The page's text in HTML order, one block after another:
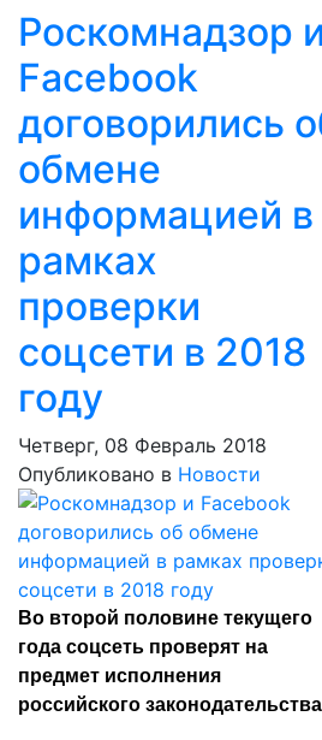
Роскомнадзор и
Facebook
договорились
обмене
информацией в
рамках
проверки
соцсети в 2018
году
Четверг, 08 Февраль 2018
Опубликовано в Новости
Во второй половине текущего
года соцсеть проверят на
предмет исполнения
российского